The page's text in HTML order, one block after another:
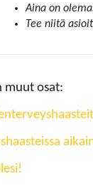
Aina on
Tee niitä
muut osat: